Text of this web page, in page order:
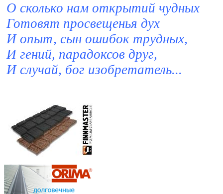
О сколько нам открытий чудных
Готовят просвещенья дух
И опыт, сын ошибок трудных,
И гений, парадоксов друг,
И случай, бог изобретатель...